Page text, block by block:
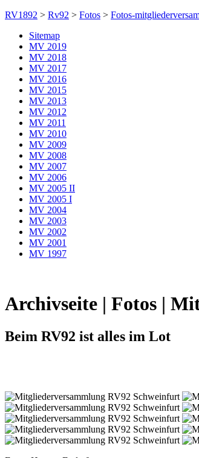
RV1892 > Rv92 > Fotos > Fotos-
Sitemap
MV 2019
MV 2018
MV 2017
MV 2016
MV 2015
MV 2013
MV 2012
MV 2011
MV 2010
MV 2009
MV 2008
MV 2007
MV 2006
MV 2005 II
MV 2005 I
MV 2004
MV 2003
MV 2002
MV 2001
MV 1997
Archivseite | Fotos |
Beim RV92 ist alles im Lot